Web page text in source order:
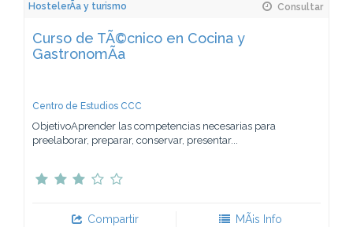
HostelerÃ­a y turismo Consultar
Curso de TÃ©cnico en Cocina y
GastronomÃ­a
Centro de Estudios CCC
ObjetivoAprender las competencias necesarias para
preelaborar, preparar, conservar, presentar...
Compartir MÃ¡s Info